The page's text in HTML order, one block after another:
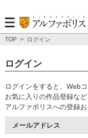
TOP > ログイン
ログイン
ログインをすると、Web
お気に入りの作品登録な
アルファポリスへの登録
メールアドレス